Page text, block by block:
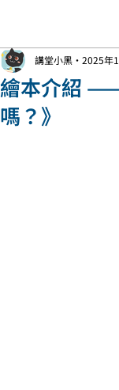
繪本介紹
嗎？》
講堂小黑 2025年